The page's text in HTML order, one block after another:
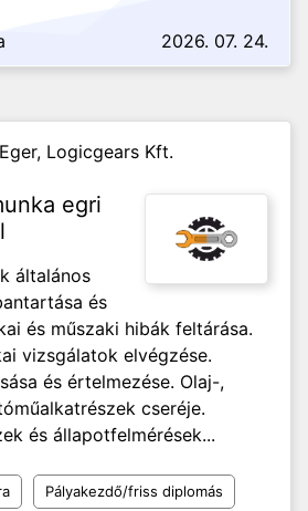
2026. 07. 24.
Eger, Logicgears Kft.
egri
általános
és
és műszaki hibák feltárása.
vizsgálatok elvégzése.
és értelmezése. Olaj-,
cseréje.
és állapotfelmérések...
Pályakezdő/friss diplomás